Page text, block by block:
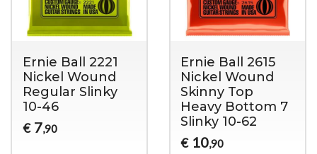
Ernie Ball 2221
Nickel Wound
Regular Slinky
10-46
€ 7,90
Ernie Ball 2615
Nickel Wound
Skinny Top
Heavy Bottom 7
Slinky 10-62
€ 10,90